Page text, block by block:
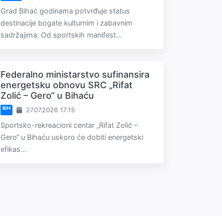
Grad Bihać godinama potvrđuje status
destinacije bogate kulturnim i zabavnim
sadržajima. Od sportskih manifest...
Federalno ministarstvo sufinansira
energetsku obnovu SRC „Rifat
Zolić – Gero“ u Bihaću
BiH 27.07.2026 17:15
Sportsko-rekreacioni centar „Rifat Zolić –
Gero“ u Bihaću uskoro će dobiti energetski
efikas...